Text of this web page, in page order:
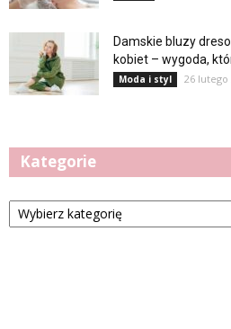
Damskie bluzy
kobiet – wygoda,
Moda i styl 26 lutego
Kategorie
Kategorie